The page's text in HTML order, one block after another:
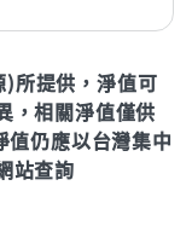
11.98%
-1.58%
-0.56%
3.76%
10.80%
所提供，淨值可
，相關淨值僅供
仍應以台灣集中
站查詢